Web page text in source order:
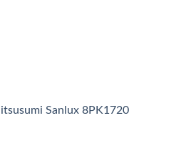
Sanlux 8PK1720